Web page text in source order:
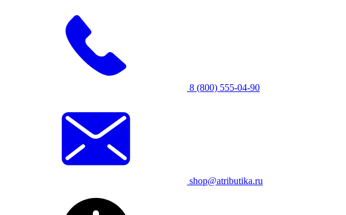
8 (800) 555-04-90
shop@atributika.ru